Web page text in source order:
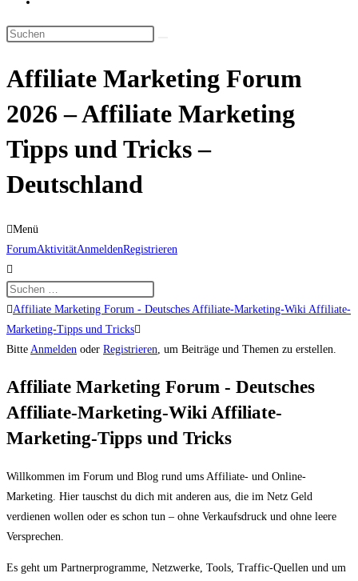
umschalten
Diese
durchsuchen
Affiliate Marketing Forum
2026 – Affiliate Marketing
Tipps und Tricks –
Deutschland
Menü
Forum-
Navigation
ForumAktivitätAnmeldenRegistrieren
Forum-
Breadcrumbs
-
bist
hier:
Affiliate Marketing Forum - Deutsches Affiliate-Marketing-Wiki Affiliate-
Marketing-Tipps und Tricks
Bitte Anmelden oder Registrieren , um Beiträge und Themen zu erstellen.
Affiliate Marketing Forum - Deutsches
Affiliate-Marketing-Wiki Affiliate-
Marketing-Tipps und Tricks
Willkommen im Forum und Blog rund ums Affiliate- und Online-
Marketing. Hier tauschst du dich mit anderen aus, die im Netz Geld
verdienen wollen oder es schon tun – ohne Verkaufsdruck und ohne leere
Versprechen.
Es geht um Partnerprogramme, Netzwerke, Tools, Traffic-Quellen und um